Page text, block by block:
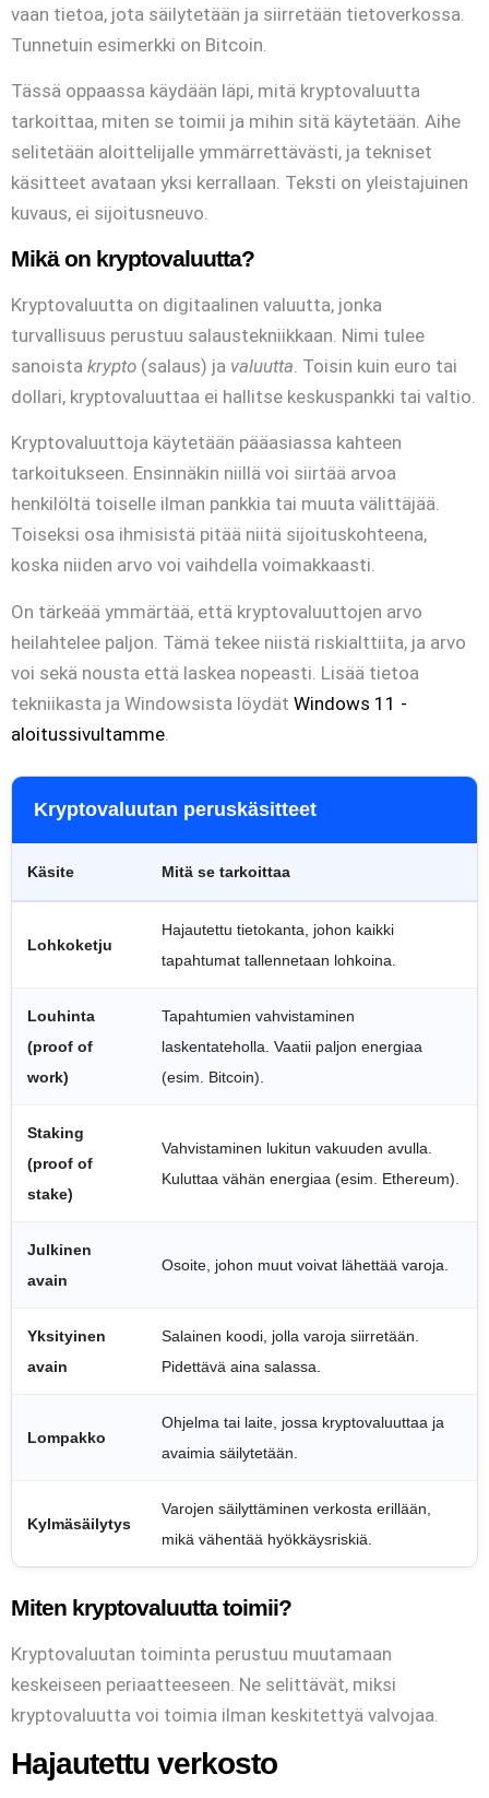
vaan tietoa, jota säilytetään ja siirretään tietoverkossa.
Tunnetuin esimerkki on Bitcoin.
Tässä oppaassa käydään läpi, mitä kryptovaluutta
tarkoittaa, miten se toimii ja mihin sitä käytetään. Aihe
selitetään aloittelijalle ymmärrettävästi, ja tekniset
käsitteet avataan yksi kerrallaan. Teksti on yleistajuinen
kuvaus, ei sijoitusneuvo.
Mikä on kryptovaluutta?
Kryptovaluutta on digitaalinen valuutta, jonka
turvallisuus perustuu salaustekniikkaan. Nimi tulee
sanoista krypto (salaus) ja valuutta . Toisin kuin euro tai
dollari, kryptovaluuttaa ei hallitse keskuspankki tai valtio.
Kryptovaluuttoja käytetään pääasiassa kahteen
tarkoitukseen. Ensinnäkin niillä voi siirtää arvoa
henkilöltä toiselle ilman pankkia tai muuta välittäjää.
Toiseksi osa ihmisistä pitää niitä sijoituskohteena,
koska niiden arvo voi vaihdella voimakkaasti.
On tärkeää ymmärtää, että kryptovaluuttojen arvo
heilahtelee paljon. Tämä tekee niistä riskialttiita, ja arvo
voi sekä nousta että laskea nopeasti. Lisää tietoa
tekniikasta ja Windowsista löydät Windows 11 -
aloitussivultamme
Kryptovaluutan peruskäsitteet
Käsite Mitä se tarkoittaa
Lohkoketju
Hajautettu tietokanta, johon kaikki
tapahtumat tallennetaan lohkoina.
Louhinta
(proof of
work)
Tapahtumien vahvistaminen
laskentateholla. Vaatii paljon energiaa
(esim. Bitcoin).
Staking
(proof of
stake)
Vahvistaminen lukitun vakuuden avulla.
Kuluttaa vähän energiaa (esim. Ethereum).
Julkinen
avain
Osoite, johon muut voivat lähettää varoja.
Yksityinen
avain
Salainen koodi, jolla varoja siirretään.
Pidettävä aina salassa.
Lompakko
Ohjelma tai laite, jossa kryptovaluuttaa ja
avaimia säilytetään.
Kylmäsäilytys
Varojen säilyttäminen verkosta erillään,
mikä vähentää hyökkäysriskiä.
Miten kryptovaluutta toimii?
Kryptovaluutan toiminta perustuu muutamaan
keskeiseen periaatteeseen. Ne selittävät, miksi
kryptovaluutta voi toimia ilman keskitettyä valvojaa.
Hajautettu verkosto